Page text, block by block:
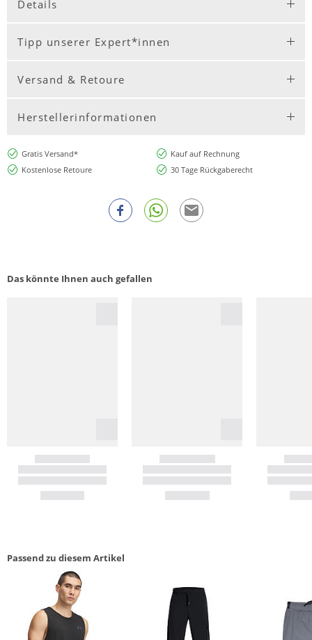
Details
Tipp unserer Expert*innen
Versand & Retoure
Herstellerinformationen
Gratis Versand*
Kauf auf Rechnung
Kostenlose Retoure
30 Tage Rückgaberecht
Das könnte Ihnen auch gefallen
Passend zu diesem Artikel